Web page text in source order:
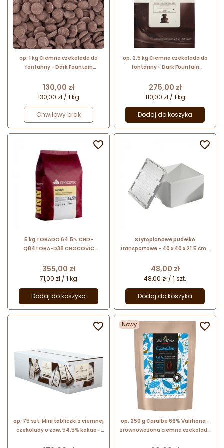
op. 1 kg Ciemna czekolada do
fontanny - Dark Fountain
Cena
130,00 zł
130,00 zł / 1 kg
Chwilowy brak
op. 2.5 kg Ciemna czekolada do
fontanny - Dark Fountain
kat. CHD-N811FOUNE4-U71
Cena
275,00 zł
110,00 zł / 1 kg
Dodaj do koszyka
5 kg TOBADO 64.5% CHD-
Q84TOBA-D38 CHOCOVIC
zrównoważonej słodyczy
Cena
355,00 zł
71,00 zł / 1 kg
Dodaj do koszyka

Styropianowe pudełko
transportowe - 40 x 40 x 21.5 cm -
wysyłki czekolady i dekoracji
czekoladowych
Cena
48,00 zł
48,00 zł / 1 szt.
Dodaj do koszyka

op. 75 szt. Mini tabliczki z ciemnej
czekolady o zaw. 54.5% kakao -
 Nowy
op. 250 g Caraïbe 66% Valrhona -
zrównoważona ciemna czekolada
